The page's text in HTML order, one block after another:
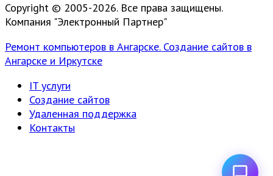
Copyright © 2005-2026. Все права защищены.
Компания "Электронный Партнер"
Ремонт компьютеров в Ангарске. Создание сайтов в
Ангарске и Иркутске
IT услуги
Создание сайтов
Удаленная поддержка
Контакты